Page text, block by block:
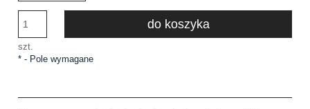
szt.
do koszyka
* - Pole wymagane